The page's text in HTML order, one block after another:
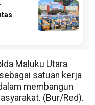
Maluku Utara
satuan kerja
membangun
(Bur/Red).